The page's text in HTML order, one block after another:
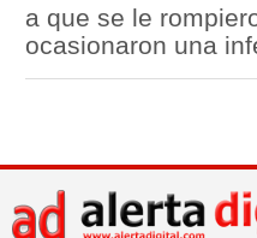
a que se le
ocasionaron una